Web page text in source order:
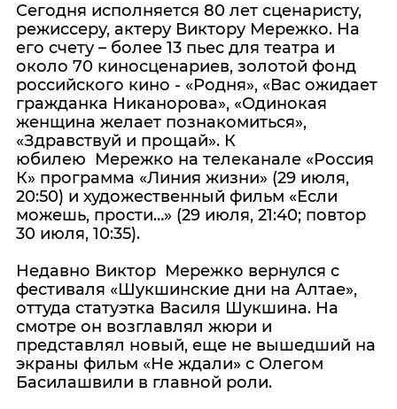
Сегодня исполняется 80 лет сценаристу,
режиссеру, актеру Виктору Мережко. На
его счету – более 13 пьес для театра и
около 70 киносценариев, золотой фонд
российского кино - «Родня», «Вас ожидает
гражданка Никанорова», «Одинокая
женщина желает познакомиться»,
«Здравствуй и прощай». К
юбилею Мережко на телеканале «Россия
К» программа «Линия жизни» (29 июля,
20:50) и художественный фильм «Если
можешь, прости…» (29 июля, 21:40; повтор
30 июля, 10:35).
Недавно Виктор Мережко вернулся с
фестиваля «Шукшинские дни на Алтае»,
оттуда статуэтка Василя Шукшина. На
смотре он возглавлял жюри и
представлял новый, еще не вышедший на
экраны фильм «Не ждали» с Олегом
Басилашвили в главной роли.